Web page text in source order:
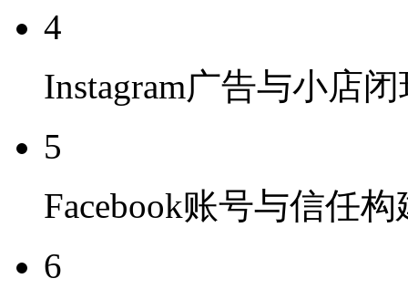
4
Instagram广告与小店
5
Facebook账号与信任构
6